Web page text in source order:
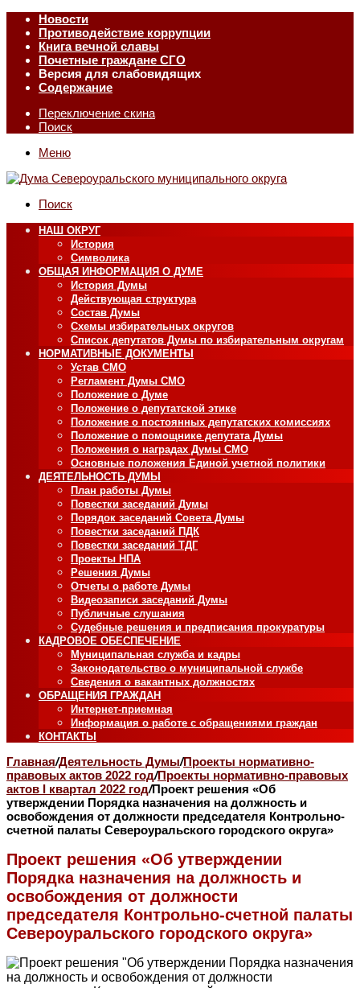
Новости
Противодействие коррупции
Книга вечной славы
Почетные граждане СГО
Версия для слабовидящих
Содержание
Переключение скина
Поиск
Меню
Поиск
НАШ ОКРУГ
История
Символика
ОБЩАЯ ИНФОРМАЦИЯ О ДУМЕ
История Думы
Действующая структура
Состав Думы
Схемы избирательных округов
Список депутатов Думы по избирательным округам
НОРМАТИВНЫЕ ДОКУМЕНТЫ
Устав СМО
Регламент Думы СМО
Положение о Думе
Положение о депутатской этике
Положение о постоянных депутатских комиссиях
Положение о помощнике депутата Думы
Положения о наградах Думы СМО
Основные положения Единой учетной политики
ДЕЯТЕЛЬНОСТЬ ДУМЫ
План работы Думы
Повестки заседаний Думы
Порядок заседаний Совета Думы
Повестки заседаний ПДК
Повестки заседаний ТДГ
Проекты НПА
Решения Думы
Отчеты о работе Думы
Видеозаписи заседаний Думы
Публичные слушания
Судебные решения и предписания прокуратуры
КАДРОВОЕ ОБЕСПЕЧЕНИЕ
Муниципальная служба и кадры
Законодательство о муниципальной службе
Сведения о вакантных должностях
ОБРАЩЕНИЯ ГРАЖДАН
Интернет-приемная
Информация о работе с обращениями граждан
КОНТАКТЫ
Главная/Деятельность Думы/Проекты нормативно-
правовых актов 2022 год/Проекты нормативно-правовых
актов I квартал 2022 год/Проект решения «Об
утверждении Порядка назначения на должность и
освобождения от должности председателя Контрольно-
счетной палаты Североуральского городского округа»
Проект решения «Об утверждении
Порядка назначения на должность и
освобождения от должности
председателя Контрольно-счетной палаты
Североуральского городского округа»